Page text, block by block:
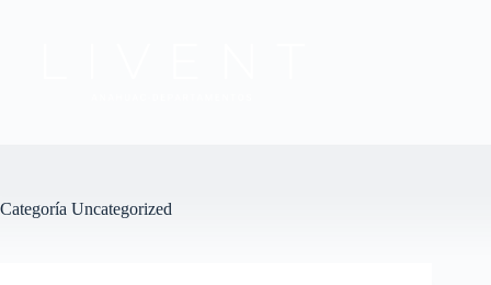
Categoría Uncategorized